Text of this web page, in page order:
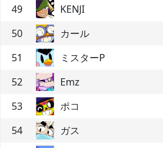
49
KENJI
50
カール
51
ミスターP
52
Emz
53
ポコ
54
ガス